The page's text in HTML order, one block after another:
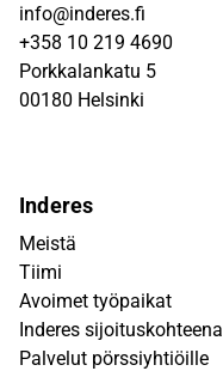
info@inderes.fi
+358 10 219 4690
Porkkalankatu 5
00180 Helsinki
Inderes
Meistä
Tiimi
Avoimet työpaikat
Inderes sijoituskohteena
Palvelut pörssiyhtiöille